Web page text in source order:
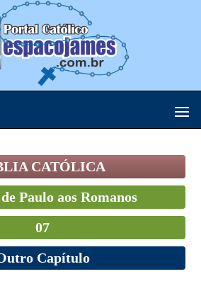
CATÓLICA
Paulo aos Romanos
07
Capítulo